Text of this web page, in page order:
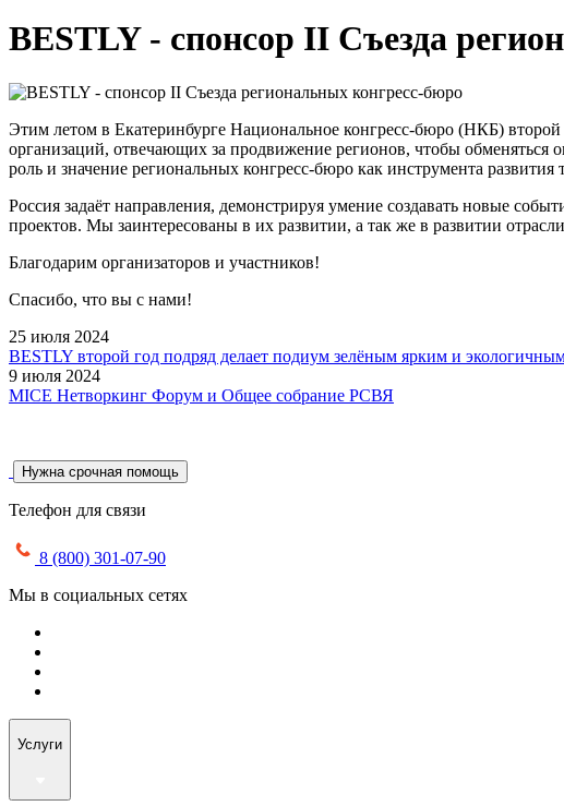
BESTLY - спонсор II Съезда
Этим летом в Екатеринбурге Национальное конгресс-бюро (НКБ)
организаций, отвечающих за продвижение регионов, чтобы
роль и значение региональных конгресс-бюро как инструмента
Россия задаёт направления, демонстрируя умение создавать новые
проектов. Мы заинтересованы в их развитии, а так же в развитии
Благодарим организаторов и участников!
Спасибо, что вы с нами!
25 июля 2024
BESTLY второй год подряд делает подиум зелёным ярким и
9 июля 2024
MICE Нетворкинг Форум и Общее собрание РСВЯ
Нужна срочная помощь
Телефон для связи
8 (800) 301-07-90
Мы в социальных сетях
Услуги